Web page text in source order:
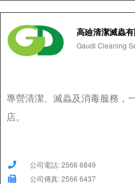
高廸清潔滅蟲
Gaudi Cleaning
專營清潔、滅蟲及消毒服務，
店。
公司電話: 2566 6849
公司傳真: 2566 6437